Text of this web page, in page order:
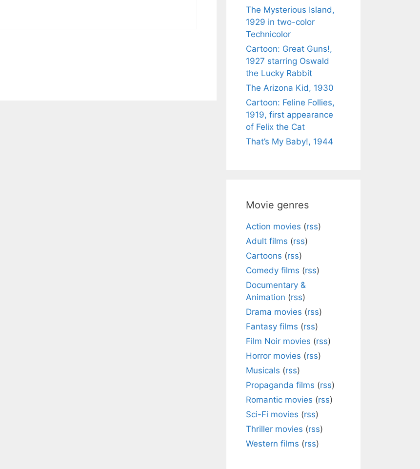
The Mysterious Island,
1929 in two-color
Technicolor
Cartoon: Great Guns!,
1927 starring Oswald
the Lucky Rabbit
The Arizona Kid, 1930
Cartoon: Feline Follies,
1919, first appearance
of Felix the Cat
That’s My Baby!, 1944
Movie genres
Action movies (rss)
Adult films (rss)
Cartoons (rss)
Comedy films (rss)
Documentary &
Animation (rss)
Drama movies (rss)
Fantasy films (rss)
Film Noir movies (rss)
Horror movies (rss)
Musicals (rss)
Propaganda films (rss)
Romantic movies (rss)
Sci-Fi movies (rss)
Thriller movies (rss)
Western films (rss)